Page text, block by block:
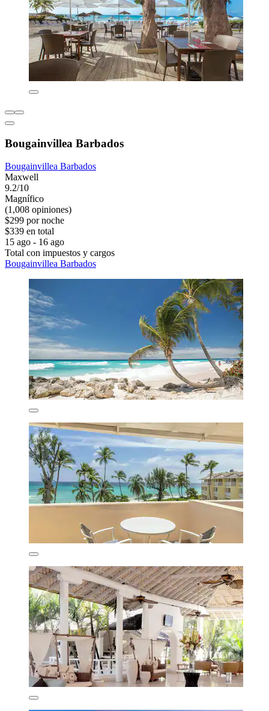
Bougainvillea Barbados
Bougainvillea Barbados
Maxwell
9.2/10
Magnífico
(1,008 opiniones)
$299 por noche
$339 en total
15 ago - 16 ago
Total con impuestos y cargos
Bougainvillea Barbados